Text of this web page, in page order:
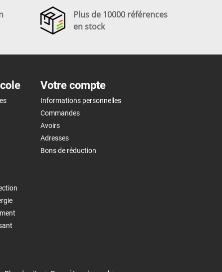
Plus de 10000 références
en stock
Votre compte
Informations personnelles
Commandes
Avoirs
Adresses
Bons de réduction